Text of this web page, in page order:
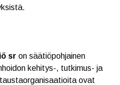
sr on säätiöpohjainen
kehitys-, tutkimus- ja
ovat